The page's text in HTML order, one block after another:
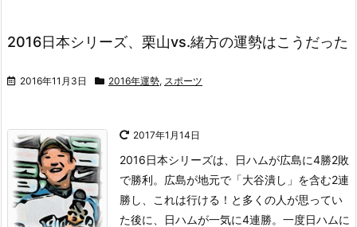
2016日本シリーズ、栗山vs.緒方の運勢はこうだった
2016年11月3日 2016年運勢, スポーツ
2017年1月14日
2016日本シリーズは、日ハムが広島に4勝2敗
で勝利。 広島が地元で「大谷潰し」を含む2連
勝し、これは行ける！ と多くの人が思ってい
た後に、日ハムが一気に4連勝。 一度日ハムに